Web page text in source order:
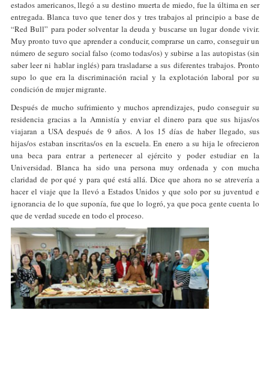
estados americanos, llegó a su destino muerta de miedo, fue la última en ser
entregada. Blanca tuvo que tener dos y tres trabajos al principio a base de
“Red Bull” para poder solventar la deuda y buscarse un lugar donde vivir.
Muy pronto tuvo que aprender a conducir, comprarse un carro, conseguir un
número de seguro social falso (como todas/os) y subirse a las autopistas (sin
saber leer ni hablar inglés) para trasladarse a sus diferentes trabajos. Pronto
supo lo que era la discriminación racial y la explotación laboral por su
condición de mujer migrante.
Después de mucho sufrimiento y muchos aprendizajes, pudo conseguir su
residencia gracias a la Amnistía y enviar el dinero para que sus hijas/os
viajaran a USA después de 9 años. A los 15 días de haber llegado, sus
hijas/os estaban inscritas/os en la escuela. En enero a su hija le ofrecieron
una beca para entrar a pertenecer al ejército y poder estudiar en la
Universidad. Blanca ha sido una persona muy ordenada y con mucha
claridad de por qué y para qué está allá. Dice que ahora no se atrevería a
hacer el viaje que la llevó a Estados Unidos y que solo por su juventud e
ignorancia de lo que suponía, fue que lo logró, ya que poca gente cuenta lo
que de verdad sucede en todo el proceso.